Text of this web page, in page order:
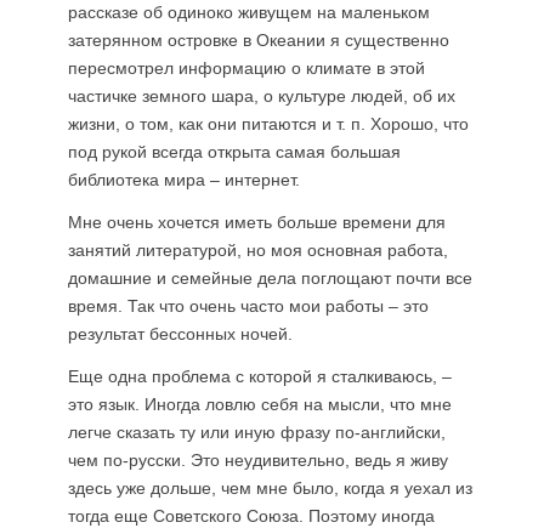
рассказе об одиноко живущем на маленьком
затерянном островке в Океании я существенно
пересмотрел информацию о климате в этой
частичке земного шара, о культуре людей, об их
жизни, о том, как они питаются и т. п. Хорошо, что
под рукой всегда открыта самая большая
библиотека мира – интернет.
Мне очень хочется иметь больше времени для
занятий литературой, но моя основная работа,
домашние и семейные дела поглощают почти все
время. Так что очень часто мои работы – это
результат бессонных ночей.
Еще одна проблема с которой я сталкиваюсь, –
это язык. Иногда ловлю себя на мысли, что мне
легче сказать ту или иную фразу по-английски,
чем по-русски. Это неудивительно, ведь я живу
здесь уже дольше, чем мне было, когда я уехал из
тогда еще Советского Союза. Поэтому иногда